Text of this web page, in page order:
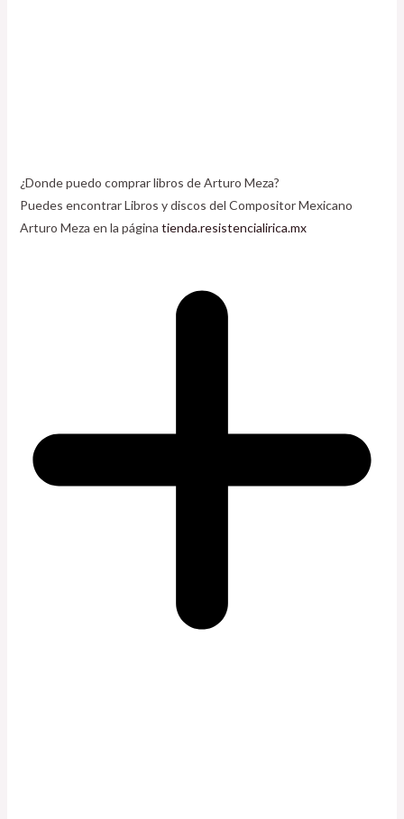
¿Donde puedo comprar libros de Arturo Meza?
Puedes encontrar Libros y discos del Compositor Mexicano
Arturo Meza en la página tienda.resistencialirica.mx